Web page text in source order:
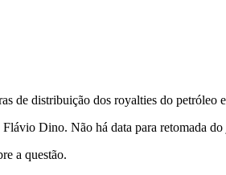
de distribuição dos royalties do petróleo
Dino. Não há data para retomada
a questão.